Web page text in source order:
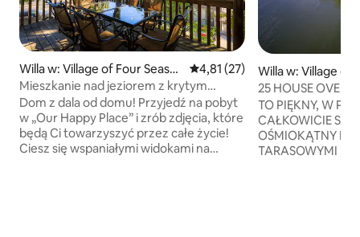
Willa w: Village of Four Seaso
ns
Średnia ocena: 4,81 na 5,
4,81 (27)
Mieszkanie nad jeziorem z krytym
basenem
Dom z dala od domu! Przyjedź na pobyt
w „Our Happy Place” i zrób zdjęcia, które
będą Ci towarzyszyć przez całe życie!
Ciesz się wspaniałymi widokami na
Willa w: Village of
s
25 HOUSE OVER
TO PIĘKNY, W
CAŁKOWICIE
OŚMIOKĄTNY
TARASOWYMI